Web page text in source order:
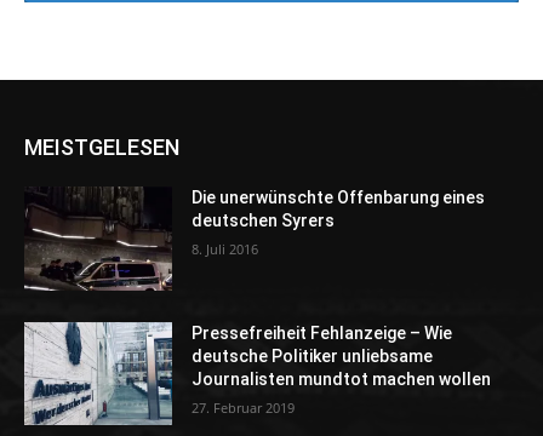
MEISTGELESEN
Die unerwünschte Offenbarung eines
deutschen Syrers
8. Juli 2016
Pressefreiheit Fehlanzeige – Wie
deutsche Politiker unliebsame
Journalisten mundtot machen wollen
27. Februar 2019